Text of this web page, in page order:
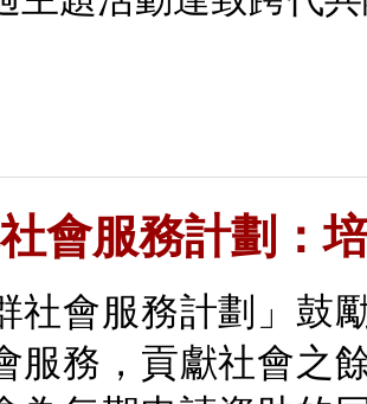
會服務計劃：
社會服務計劃」鼓
服務，貢獻社會之